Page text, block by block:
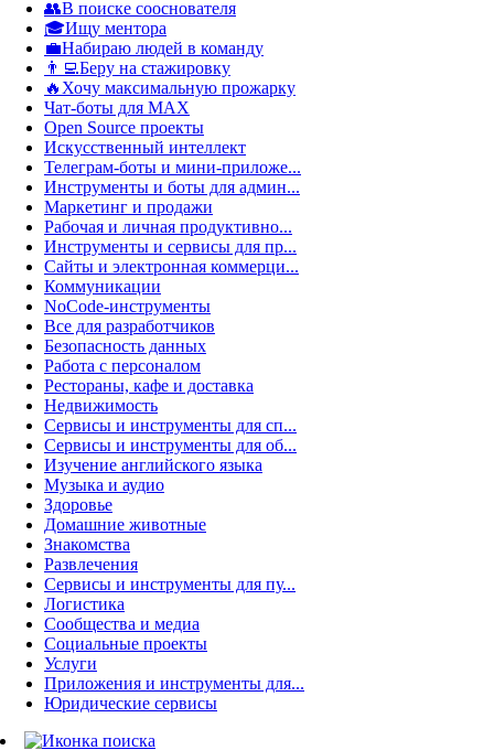
👥В поиске сооснователя
🎓Ищу ментора
💼Набираю людей в команду
👨‍💻Беру на стажировку
🔥Хочу максимальную прожарку
Чат-боты для MAX
Open Source проекты
Искусственный интеллект
Телеграм-боты и мини-приложе...
Инструменты и боты для админ...
Маркетинг и продажи
Рабочая и личная продуктивно...
Инструменты и сервисы для пр...
Сайты и электронная коммерци...
Коммуникации
NoCode-инструменты
Все для разработчиков
Безопасность данных
Работа с персоналом
Рестораны, кафе и доставка
Недвижимость
Сервисы и инструменты для сп...
Сервисы и инструменты для об...
Изучение английского языка
Музыка и аудио
Здоровье
Домашние животные
Знакомства
Развлечения
Сервисы и инструменты для пу...
Логистика
Сообщества и медиа
Социальные проекты
Услуги
Приложения и инструменты для...
Юридические сервисы